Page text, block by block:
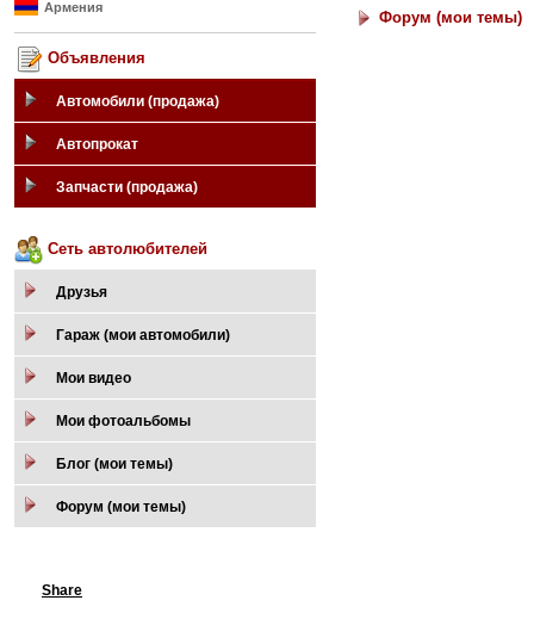
Армения
Объявления
Автомобили (продажа)
Автопрокат
Запчасти (продажа)
Сеть автолюбителей
Друзья
Гараж (мои автомобили)
Мои видео
Мои фотоальбомы
Блог (мои темы)
Форум (мои темы)
Share
Форум (мои темы)